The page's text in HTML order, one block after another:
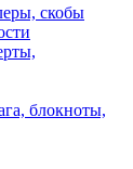
скобы
блокноты,